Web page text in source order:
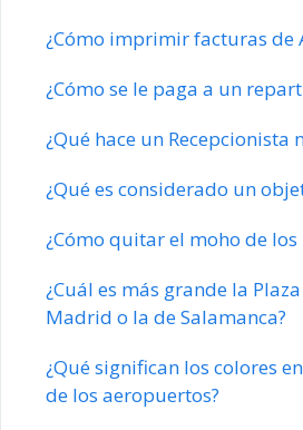
¿Cómo imprimir facturas de
¿Cómo se le paga a un
¿Qué hace un Recepcionista
¿Qué es considerado un
¿Cómo quitar el moho de los
¿Cuál es más grande la
Madrid o la de Salamanca?
¿Qué significan los colores
de los aeropuertos?